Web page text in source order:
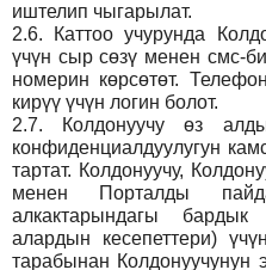
иштелип чыгарылат.
2.6.
Каттоо учурунда
үчүн сыр сөзү менен смс-
номерин көрсөтөт.
кирүү үчүн логин болот.
2.7.
Колдонуучу өз
конфиденциалдуулугун
тартат. Колдонуучу,
менен Порталды
алкактарындагы
алардын кесепеттери)
тарабынан Колдонуучунун